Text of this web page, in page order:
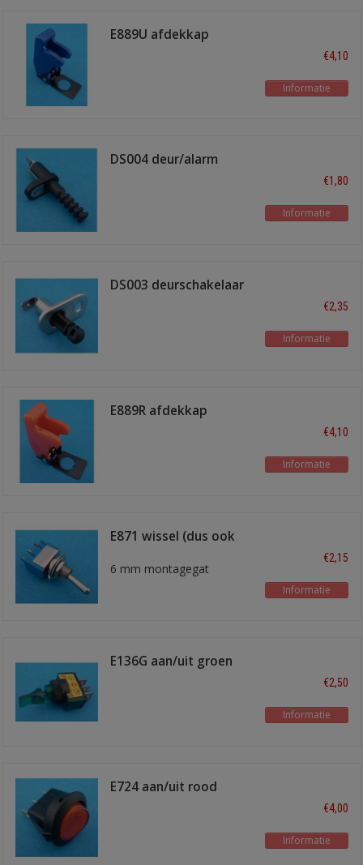
E889U afdekkap
€4,10
Informatie
DS004 deur/alarm
€1,80
Informatie
DS003 deurschakelaar
€2,35
Informatie
E889R afdekkap
€4,10
Informatie
E871 wissel (dus ook
6 mm montagegat
€2,15
Informatie
E136G aan/uit groen
€2,50
Informatie
E724 aan/uit rood
€4,00
Informatie